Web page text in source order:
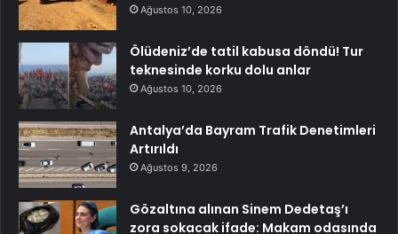
Ağustos 10, 2026
Ölüdeniz’de tatil kabusa döndü! Tur
teknesinde korku dolu anlar
Ağustos 10, 2026
Antalya’da Bayram Trafik Denetimleri
Artırıldı
Ağustos 9, 2026
Gözaltına alınan Sinem Dedetaş’ı
zora sokacak ifade: Makam odasında